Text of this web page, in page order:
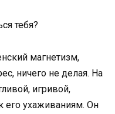
тебя?
магнетизм,
ничего не делая. На
игривой,
его ухаживаниям. Он